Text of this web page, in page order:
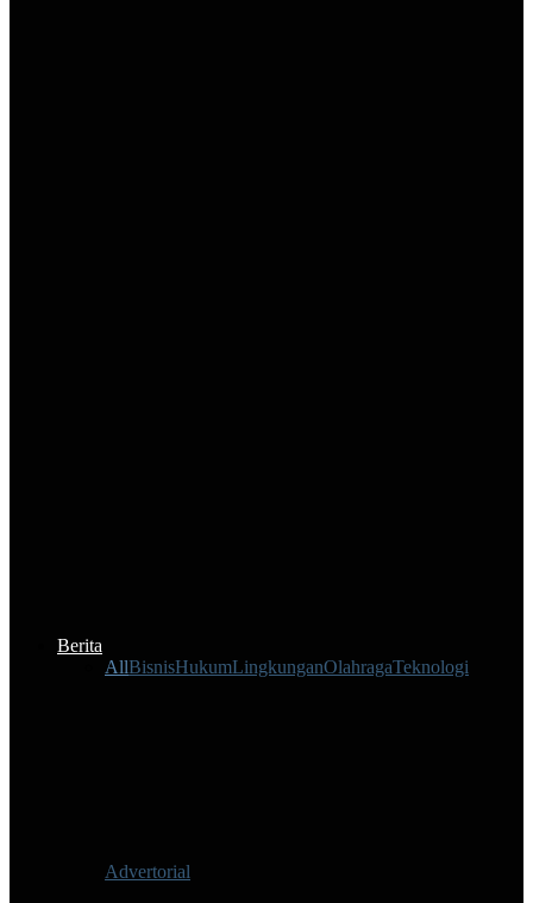
Berita
AllBisnisHukumLingkunganOlahragaTeknologi
Advertorial